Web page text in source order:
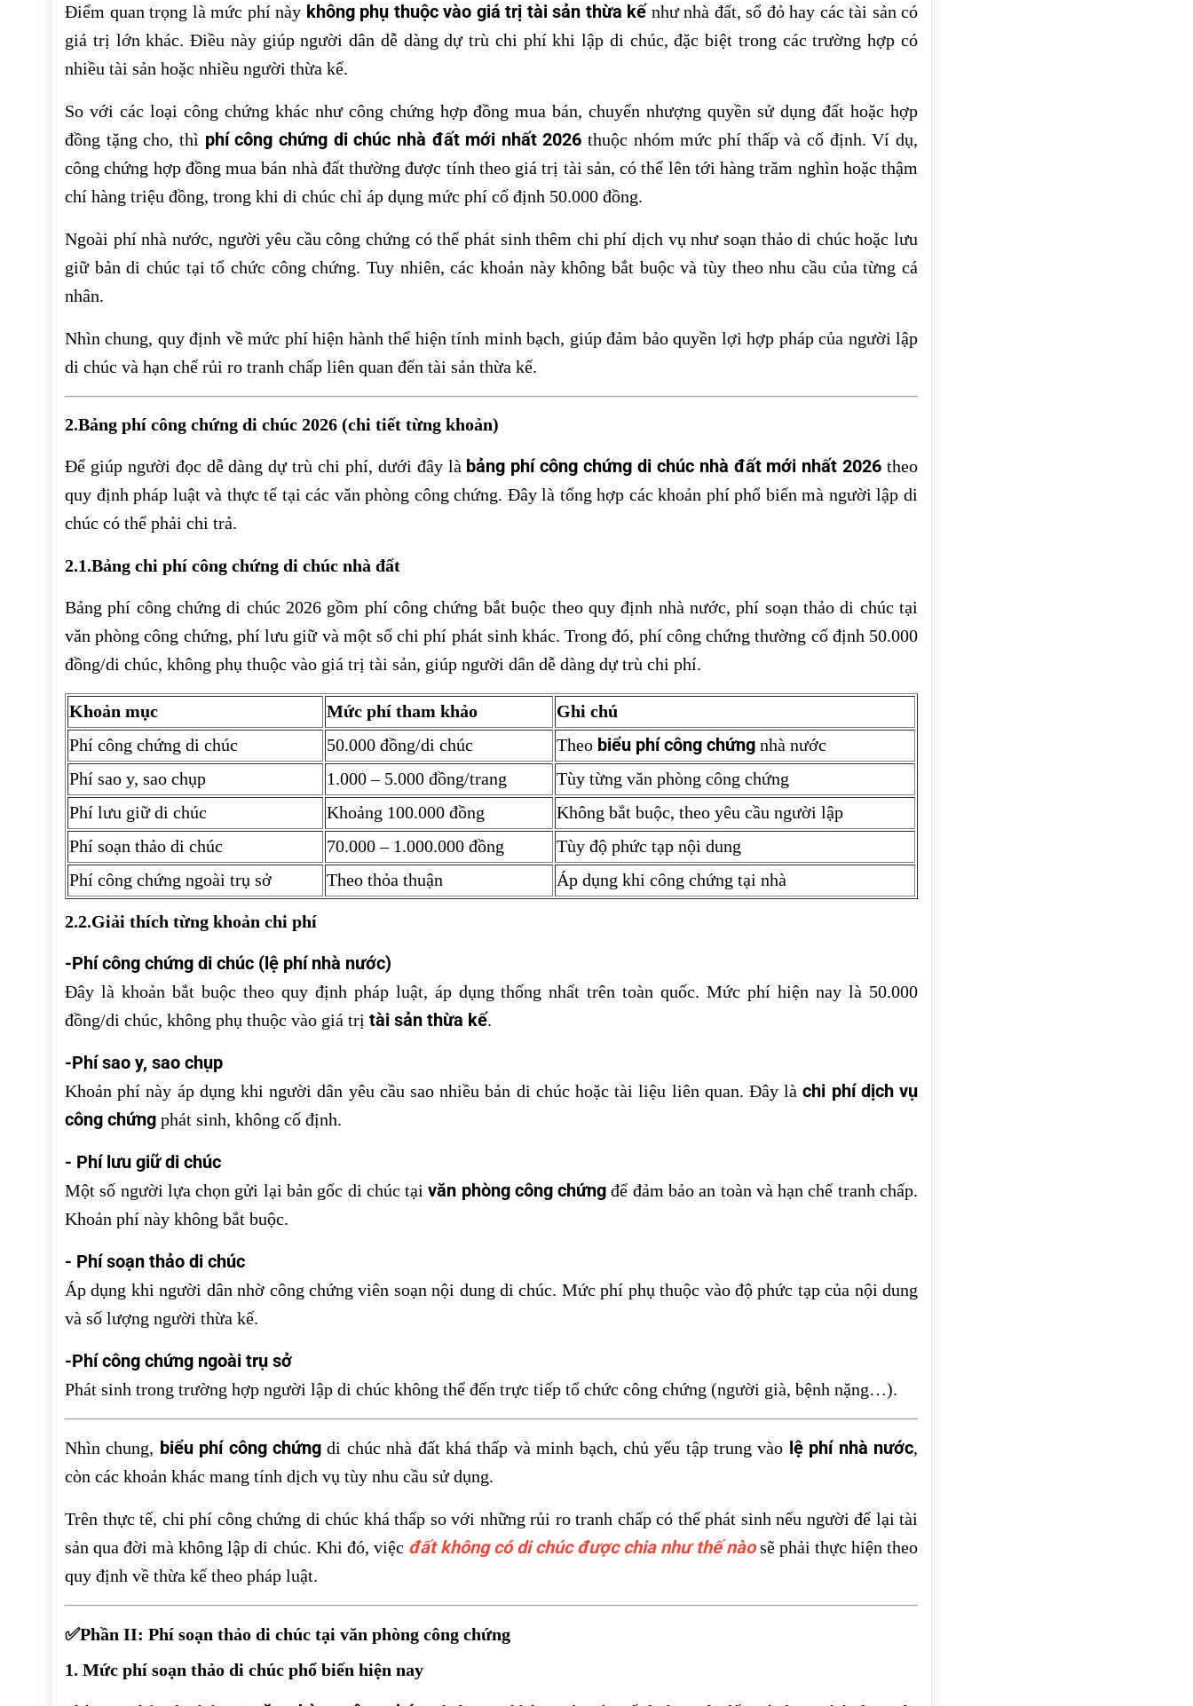
Điểm quan trọng là mức phí này không phụ thuộc vào giá trị tài sản thừa kế như nhà đất, sổ đỏ hay các tài sản có
giá trị lớn khác. Điều này giúp người dân dễ dàng dự trù chi phí khi lập di chúc, đặc biệt trong các trường hợp có
nhiều tài sản hoặc nhiều người thừa kế.
So với các loại công chứng khác như công chứng hợp đồng mua bán, chuyển nhượng quyền sử dụng đất hoặc hợp
đồng tặng cho, thì phí công chứng di chúc nhà đất mới nhất 2026 thuộc nhóm mức phí thấp và cố định. Ví dụ,
công chứng hợp đồng mua bán nhà đất thường được tính theo giá trị tài sản, có thể lên tới hàng trăm nghìn hoặc thậm
chí hàng triệu đồng, trong khi di chúc chỉ áp dụng mức phí cố định 50.000 đồng.
Ngoài phí nhà nước, người yêu cầu công chứng có thể phát sinh thêm chi phí dịch vụ như soạn thảo di chúc hoặc lưu
giữ bản di chúc tại tổ chức công chứng. Tuy nhiên, các khoản này không bắt buộc và tùy theo nhu cầu của từng cá
nhân.
Nhìn chung, quy định về mức phí hiện hành thể hiện tính minh bạch, giúp đảm bảo quyền lợi hợp pháp của người lập
di chúc và hạn chế rủi ro tranh chấp liên quan đến tài sản thừa kế.
2.Bảng phí công chứng di chúc 2026 (chi tiết từng khoản)
Để giúp người đọc dễ dàng dự trù chi phí, dưới đây là bảng phí công chứng di chúc nhà đất mới nhất 2026 theo
quy định pháp luật và thực tế tại các văn phòng công chứng. Đây là tổng hợp các khoản phí phổ biến mà người lập di
chúc có thể phải chi trả.
2.1.Bảng chi phí công chứng di chúc nhà đất
Bảng phí công chứng di chúc 2026 gồm phí công chứng bắt buộc theo quy định nhà nước, phí soạn thảo di chúc tại
văn phòng công chứng, phí lưu giữ và một số chi phí phát sinh khác. Trong đó, phí công chứng thường cố định 50.000
đồng/di chúc, không phụ thuộc vào giá trị tài sản, giúp người dân dễ dàng dự trù chi phí.
Khoản mục Mức phí tham khảo
Ghi chú
Phí công chứng di chúc
50.000 đồng/di chúc Theo biểu phí công chứng nhà nước
Phí sao y, sao chụp
1.000 – 5.000 đồng/trang
Tùy từng văn phòng công chứng
Phí lưu giữ di chúc
Khoảng 100.000 đồng
Không bắt buộc, theo yêu cầu người lập
Phí soạn thảo di chúc
70.000 – 1.000.000 đồng
Tùy độ phức tạp nội dung
Phí công chứng ngoài trụ sở
Theo thỏa thuận Áp dụng khi công chứng tại nhà
2.2.Giải thích từng khoản chi phí
-Phí công chứng di chúc (lệ phí nhà nước)
Đây là khoản bắt buộc theo quy định pháp luật, áp dụng thống nhất trên toàn quốc. Mức phí hiện nay là 50.000
đồng/di chúc, không phụ thuộc vào giá trị tài sản thừa kế.
-Phí sao y, sao chụp
Khoản phí này áp dụng khi người dân yêu cầu sao nhiều bản di chúc hoặc tài liệu liên quan. Đây làchi phí dịch vụ
công chứng phát sinh, không cố định.
- Phí lưu giữ di chúc
Một số người lựa chọn gửi lại bản gốc di chúc tạivăn phòng công chứng để đảm bảo an toàn và hạn chế tranh chấp.
Khoản phí này không bắt buộc.
- Phí soạn thảo di chúc
Áp dụng khi người dân nhờ công chứng viên soạn nội dung di chúc. Mức phí phụ thuộc vào độ phức tạp của nội dung
và số lượng người thừa kế.
-Phí công chứng ngoài trụ sở
Phát sinh trong trường hợp người lập di chúc không thể đến trực tiếp tổ chức công chứng (người già, bệnh nặng…).
Nhìn chung, biểu phí công chứngdi chúc nhà đất khá thấp và minh bạch, chủ yếu tập trung vào lệ phí nhà nước,
còn các khoản khác mang tính dịch vụ tùy nhu cầu sử dụng.
Trên thực tế, chi phí công chứng di chúc khá thấp so với những rủi ro tranh chấp có thể phát sinh nếu người để lại tài
sản qua đời mà không lập di chúc. Khi đó, việc đất không có di chúc được chia như thế nào sẽ phải thực hiện theo
quy định về thừa kế theo pháp luật.
✅Phần II: Phí soạn thảo di chúc tại văn phòng công chứng
1. Mức phí soạn thảo di chúc phổ biến hiện nay